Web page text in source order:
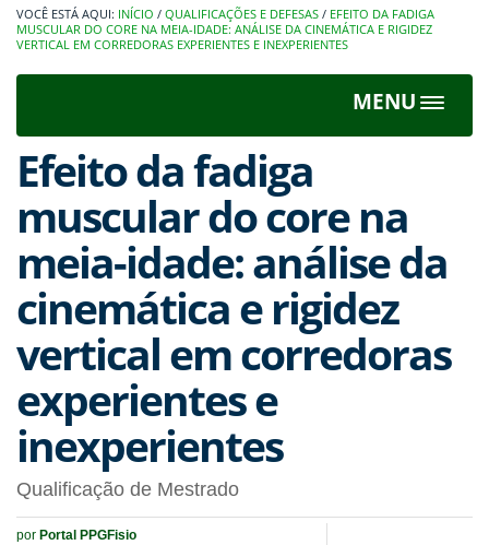
INÍCIO / QUALIFICAÇÕES E DEFESAS / EFEITO DA FADIGA
MUSCULAR DO CORE NA MEIA-IDADE: ANÁLISE DA CINEMÁTICA E RIGIDEZ
VERTICAL EM CORREDORAS EXPERIENTES E INEXPERIENTES
MENU
Toggle
Efeito da fadiga
muscular do core na
meia-idade: análise da
cinemática e rigidez
vertical em corredoras
experientes e
inexperientes
Qualificação de Mestrado
por Portal PPGFisio